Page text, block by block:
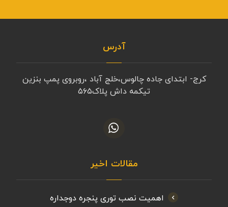
آدرس
کرج- ابتدای جاده چالوس،خلج آباد ،روبروی پمپ بنزین
تیکمه داش پلاک۵۶۵
مقالات اخیر
اهمیت نصب توری پنجره دوجداره